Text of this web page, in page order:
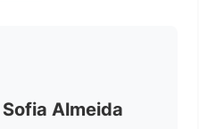
Almeida